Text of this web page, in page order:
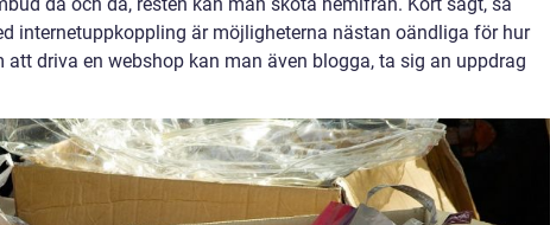
internetuppkoppling är möjligheterna nästan oändliga för hur
driva en webshop kan man även blogga, ta sig an uppdrag